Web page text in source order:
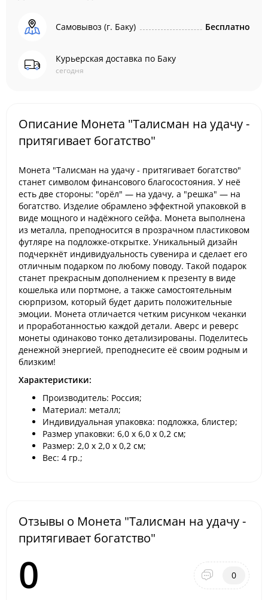
Самовывоз (г. Баку) Бесплатно
Курьерская доставка по Баку
сегодня
Описание Монета "Талисман на удачу -
притягивает богатство"
Монета "Талисман на удачу - притягивает богатство"
станет символом финансового благосостояния. У неё
есть две стороны: "орёл" — на удачу, а "решка" — на
богатство. Изделие обрамлено эффектной упаковкой в
виде мощного и надёжного сейфа. Монета выполнена
из металла, преподносится в прозрачном пластиковом
футляре на подложке-открытке. Уникальный дизайн
подчеркнёт индивидуальность сувенира и сделает его
отличным подарком по любому поводу. Такой подарок
станет прекрасным дополнением к презенту в виде
кошелька или портмоне, а также самостоятельным
сюрпризом, который будет дарить положительные
эмоции. Монета отличается четким рисунком чеканки
и проработанностью каждой детали. Аверс и реверс
монеты одинаково тонко детализированы. Поделитесь
денежной энергией, преподнесите её своим родным и
близким!
Характеристики:
Производитель: Россия;
Материал: металл;
Индивидуальная упаковка: подложка, блистер;
Размер упаковки: 6,0 х 6,0 х 0,2 см;
Размер: 2,0 х 2,0 х 0,2 см;
Вес: 4 гр.;
Отзывы о Монета "Талисман на удачу -
притягивает богатство"
0 0